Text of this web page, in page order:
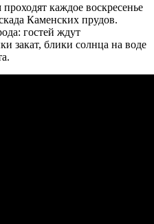
каждое воскресенье
Каменских прудов.
гостей ждут
закат, блики солнца на воде